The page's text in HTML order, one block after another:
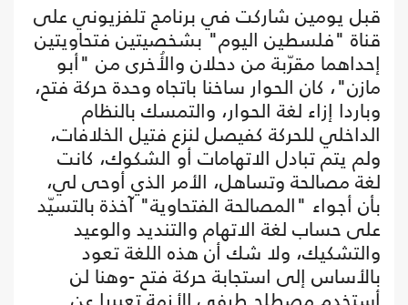
قبل يومين شاركت في برنامج تلفزيوني على
قناة "فلسطين اليوم" بشخصيتين فتحاويتين
إحداهما مقرّبة من دحلان والأُخرى من "أبو
مازن"، كان الحوار ساخنا باتجاه وحدة حركة فتح،
وباردا إزاء لغة الحوار، والتمسك بالنظام
الداخلي للحركة كفيصل لنزع فتيل الخلافات،
ولم يتم تبادل الاتهامات أو الشكوك، كانت
لغة مصالحة وتساهل، الأمر الذي أوحى لي،
بأن أجواء "المصالحة الفتحاوية" آخذة بالتسيّد
على حساب لغة الاتهام والتنديد والوعيد
والتشكيك، ولا شك أن هذه اللغة تعود
بالأساس إلى استجابة حركة فتح -وهنا لن